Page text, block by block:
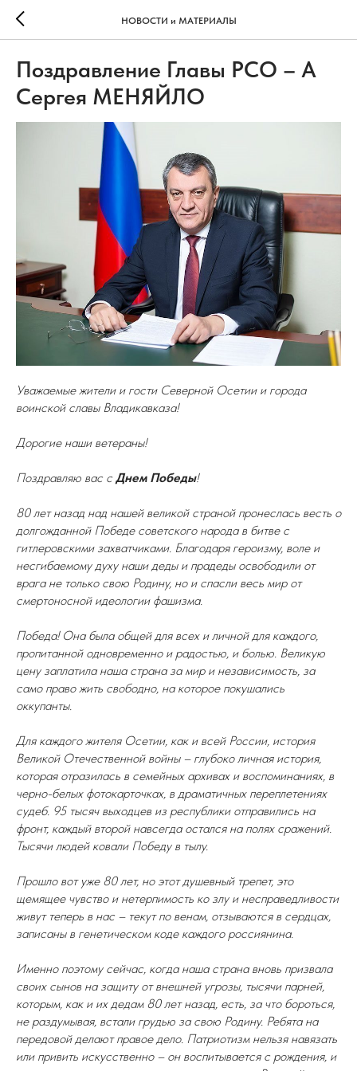
НОВОСТИ и МАТЕРИАЛЫ
Поздравление Главы РСО – А
Сергея МЕНЯЙЛО
Уважаемые жители и гости Северной Осетии и города
воинской славы Владикавказа!
Дорогие наши ветераны!
Поздравляю вас с Днем Победы!
80 лет назад над нашей великой страной пронеслась весть о
долгожданной Победе советского народа в битве с
гитлеровскими захватчиками. Благодаря героизму, воле и
несгибаемому духу наши деды и прадеды освободили от
врага не только свою Родину, но и спасли весь мир от
смертоносной идеологии фашизма.
Победа! Она была общей для всех и личной для каждого,
пропитанной одновременно и радостью, и болью. Великую
цену заплатила наша страна за мир и независимость, за
само право жить свободно, на которое покушались
оккупанты.
Для каждого жителя Осетии, как и всей России, история
Великой Отечественной войны – глубоко личная история,
которая отразилась в семейных архивах и воспоминаниях, в
черно-белых фотокарточках, в драматичных переплетениях
судеб. 95 тысяч выходцев из республики отправились на
фронт, каждый второй навсегда остался на полях сражений.
Тысячи людей ковали Победу в тылу.
Прошло вот уже 80 лет, но этот душевный трепет, это
щемящее чувство и нетерпимость ко злу и несправедливости
живут теперь в нас – текут по венам, отзываются в сердцах,
записаны в генетическом коде каждого россиянина.
Именно поэтому сейчас, когда наша страна вновь призвала
своих сынов на защиту от внешней угрозы, тысячи парней,
которым, как и их дедам 80 лет назад, есть, за что бороться,
не раздумывая, встали грудью за свою Родину. Ребята на
передовой делают правое дело. Патриотизм нельзя навязать
или привить искусственно – он воспитывается с рождения, и